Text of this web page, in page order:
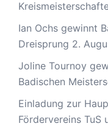
Ian Ochs gewinnt
Dreisprung 2.
Joline Tournoy
Badischen
Einladung zur
Fördervereins TuS